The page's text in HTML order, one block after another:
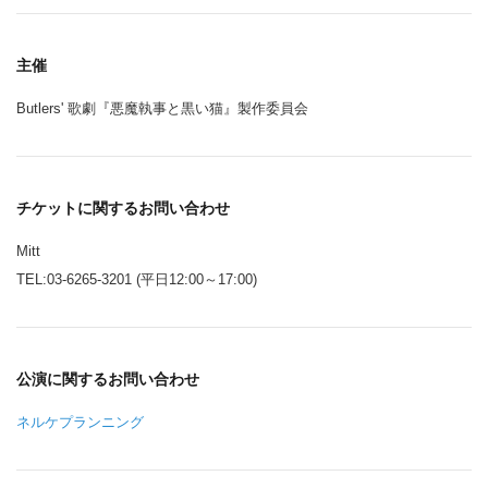
主催
Butlers' 歌劇『悪魔執事と黒い猫』製作委員会
チケットに関するお問い合わせ
Mitt
TEL:03-6265-3201 (平日12:00～17:00)
公演に関するお問い合わせ
ネルケプランニング